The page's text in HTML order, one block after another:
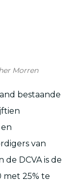
Morren
bestaande
van
DCVA is de
met 25% te